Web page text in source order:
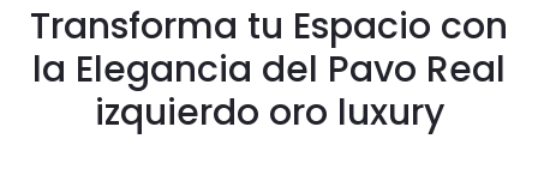
Transforma tu Espacio con
la Elegancia del Pavo Real
izquierdo oro luxury